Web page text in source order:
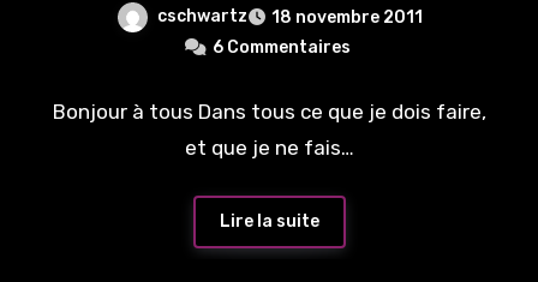
cschwartz
18 novembre 2011
6 Commentaires
Bonjour à tous Dans tous ce que je dois faire,
et que je ne fais…
Lire la suite